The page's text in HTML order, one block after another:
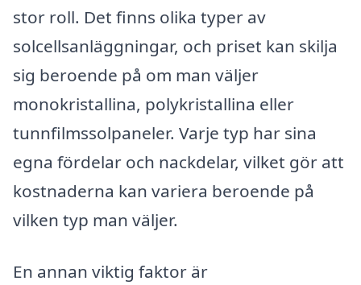
stor roll. Det finns olika typer av
solcellsanläggningar, och priset kan skilja
sig beroende på om man väljer
monokristallina, polykristallina eller
tunnfilmssolpaneler. Varje typ har sina
egna fördelar och nackdelar, vilket gör att
kostnaderna kan variera beroende på
vilken typ man väljer.
En annan viktig faktor är